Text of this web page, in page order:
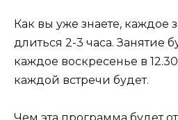
Как вы уже знаете, каждое
длиться 2-3 часа. Занятие
каждое воскресенье в
каждой встречи будет.